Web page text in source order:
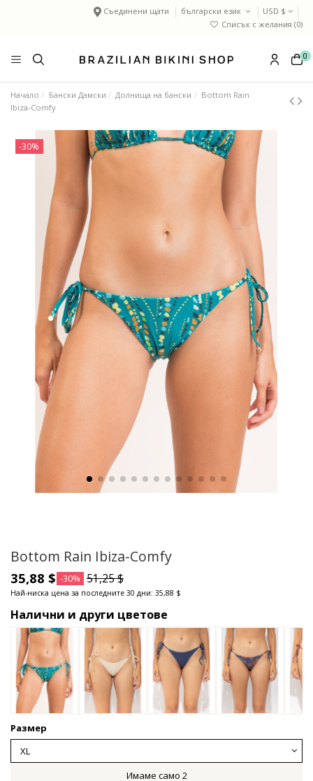
Съединени щати български език
USD $
Списък с желания (0)
0
Начало Бански Дамски Долнища на бански
Bottom Rain
Ibiza-Comfy
-30%
Bottom Rain Ibiza-Comfy
35,88 $ -30% 51,25 $
Най-ниска цена за последните 30 дни: 35,88 $
Налични и други цветове
Размер
Имаме само 2